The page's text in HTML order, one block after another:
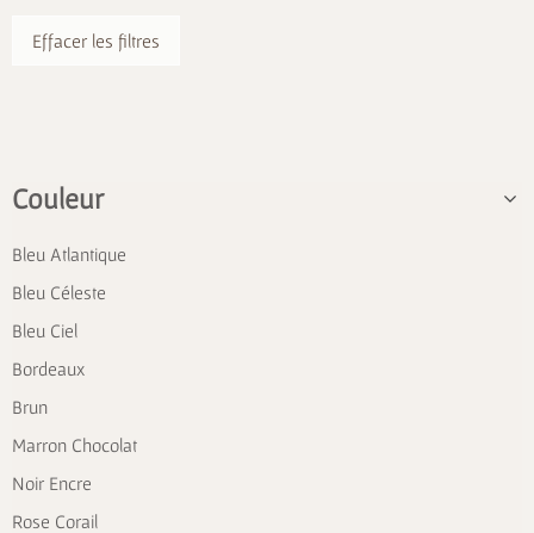
Effacer les filtres
Couleur
Bleu Atlantique
Bleu Céleste
Bleu Ciel
Bordeaux
Brun
Marron Chocolat
Noir Encre
Rose Corail